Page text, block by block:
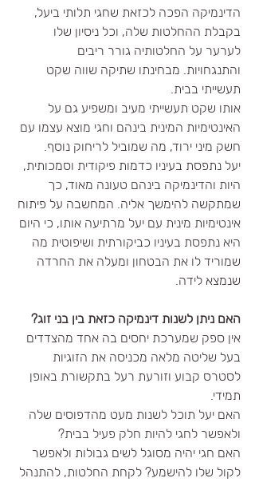
הדינמיקה הפכה לכזאת שחגי תלותי ביעל,
בקבלת ההחלטות שלה, וכל ניסיון שלו
לערער על החלטותיה גורר ריבים
והתנגחויות. מבחינתו שתיקה שווה שקט
תעשייתי בבית.
אותו שקט תעשייתי מעיב ומשפיע גם על
האינטימיות המינית בינהם וחגי מוצא עצמו עם
חשק מיני ירוד, מה שמוביל לריחוק נוסף.
יעל נתפסת בעיניו כדמות פיקודית וסמכותית,
היות והדינמיקה בינהם טעונה מאוד, כך
שמתקשה להימשך אליה. המחשבה על פיתוח
אינטימיות מינית עם יעל מרתיעה אותו, כי היום
היא נתפסת בעיניו כביקורתית ושיפוטית מה
שמוריד לו את הבטחון ומעלה את החרדה
שנמצא לידה.
האם ניתן לשנות דינמיקה כזאת בין בני זוג?
אין ספק שמערכת יחסים בה אחד מהצדדים
בעל שליטה מלאה מכניסה את הזוגיות
לסטרס קבוע וזורעת רעל בתקשורת באופן
תמידי.
האם יעל תוכל לשנות מעט מהדפוסים שלה
ולאפשר לחגי להיות חלק פעיל בבית?
האם חגי יהיה מסוגל לשים גבולות ולאפשר
לקול שלו להישמע? לקחת החלטות, להתנהל